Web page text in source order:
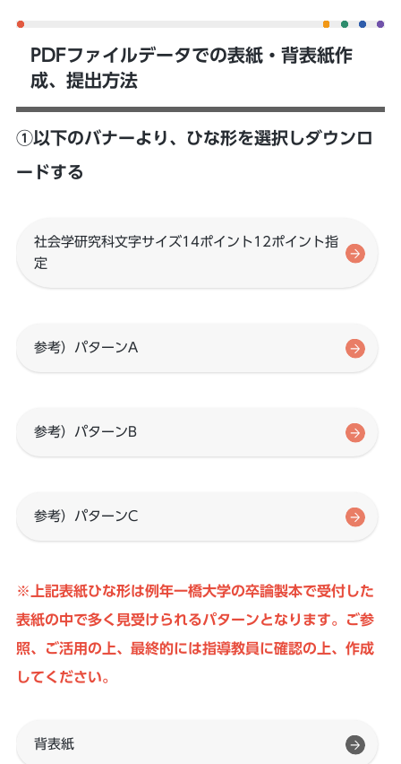
PDFファイルデータでの表紙・背表紙作
成、提出方法
①以下のバナーより、ひな形を選択しダウンロ
ードする
社会学研究科文字サイズ14ポイント12ポイント指
定
参考）パターンA
参考）パターンB
参考）パターンC
※上記表紙ひな形は例年一橋大学の卒論製本で受付した
表紙の中で多く見受けられるパターンとなります。ご参
照、ご活用の上、最終的には指導教員に確認の上、作成
してください。
背表紙